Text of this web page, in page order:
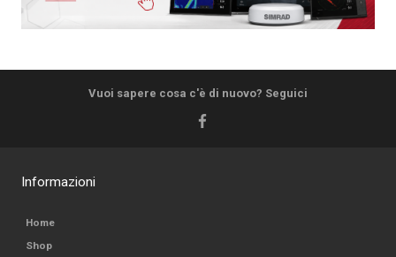
Vuoi sapere cosa c'è di nuovo? Seguici
Informazioni
Home
Shop